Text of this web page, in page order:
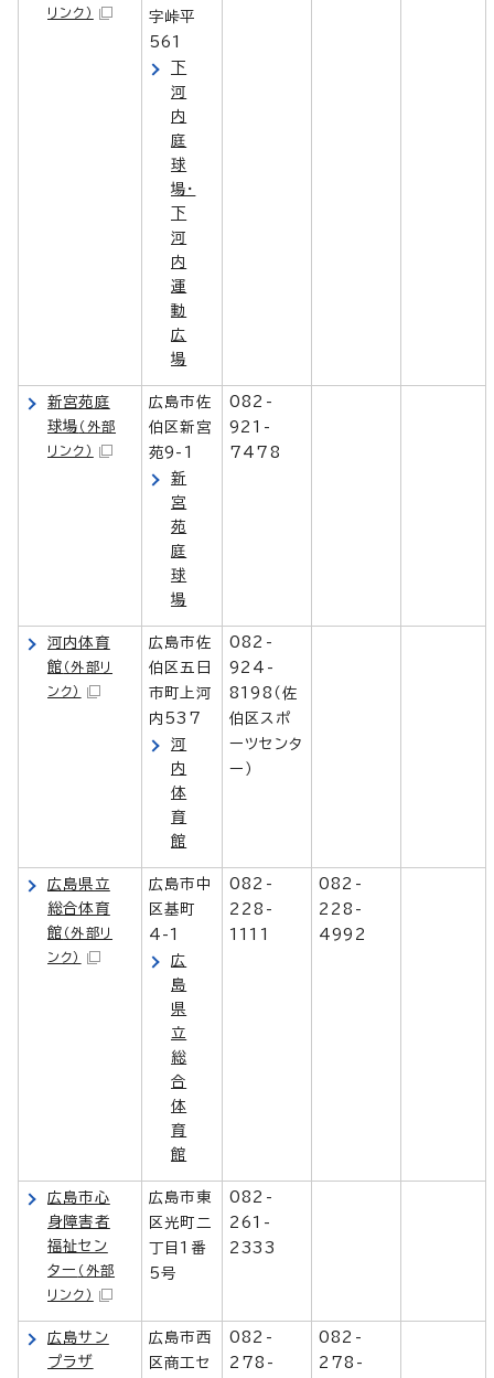
リンク）
字峠平
561
下
河
内
庭
球
場・
下
河
内
運
動
広
場
新宮苑庭
球場 （外部
リンク）
広島市佐
伯区新宮
苑9-1
新
宮
苑
庭
球
場
082-
921-
7478
河内体育
館 （外部リ
ンク）
広島市佐
伯区五日
市町上河
内537
河
内
体
育
館
082-
924-
8198（佐
伯区スポ
ーツセンタ
ー）
広島県立
総合体育
館 （外部リ
ンク）
広島市中
区基町
4-1
広
島
県
立
総
合
体
育
館
082-
228-
1111
082-
228-
4992
広島市心
身障害者
福祉セン
ター （外部
リンク）
広島市東
区光町二
丁目1番
5号
082-
261-
2333
広島サン
プラザ
広島市西
区商工セ
082-
278-
082-
278-